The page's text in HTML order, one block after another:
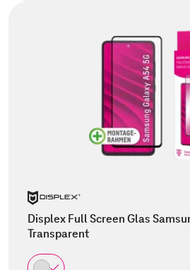
Displex Full Screen Glas
Transparent